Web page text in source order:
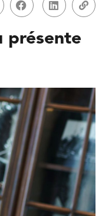
présente